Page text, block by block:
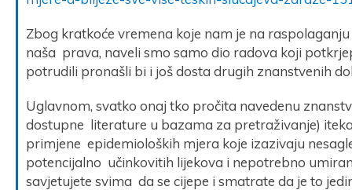
Zbog kratkoće vremena koje nam je na
naša prava, naveli smo samo dio radova koji
potrudili pronašli bi i još dosta drugih znanstvenih
Uglavnom, svatko onaj tko pročita navedenu
dostupne literature u bazama za pretraživanje)
primjene epidemioloških mjera koje izazivaju
potencijalno učinkovitih lijekova i nepotrebno
savjetujete svima da se cijepe i smatrate da je to